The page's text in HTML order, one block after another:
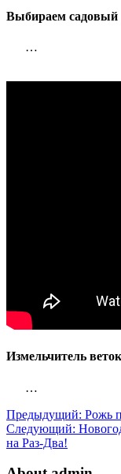
Выбираем садовый
…
Измельчитель
…
Предыдущий: Рожь
Следующий:
на Раз-Два!